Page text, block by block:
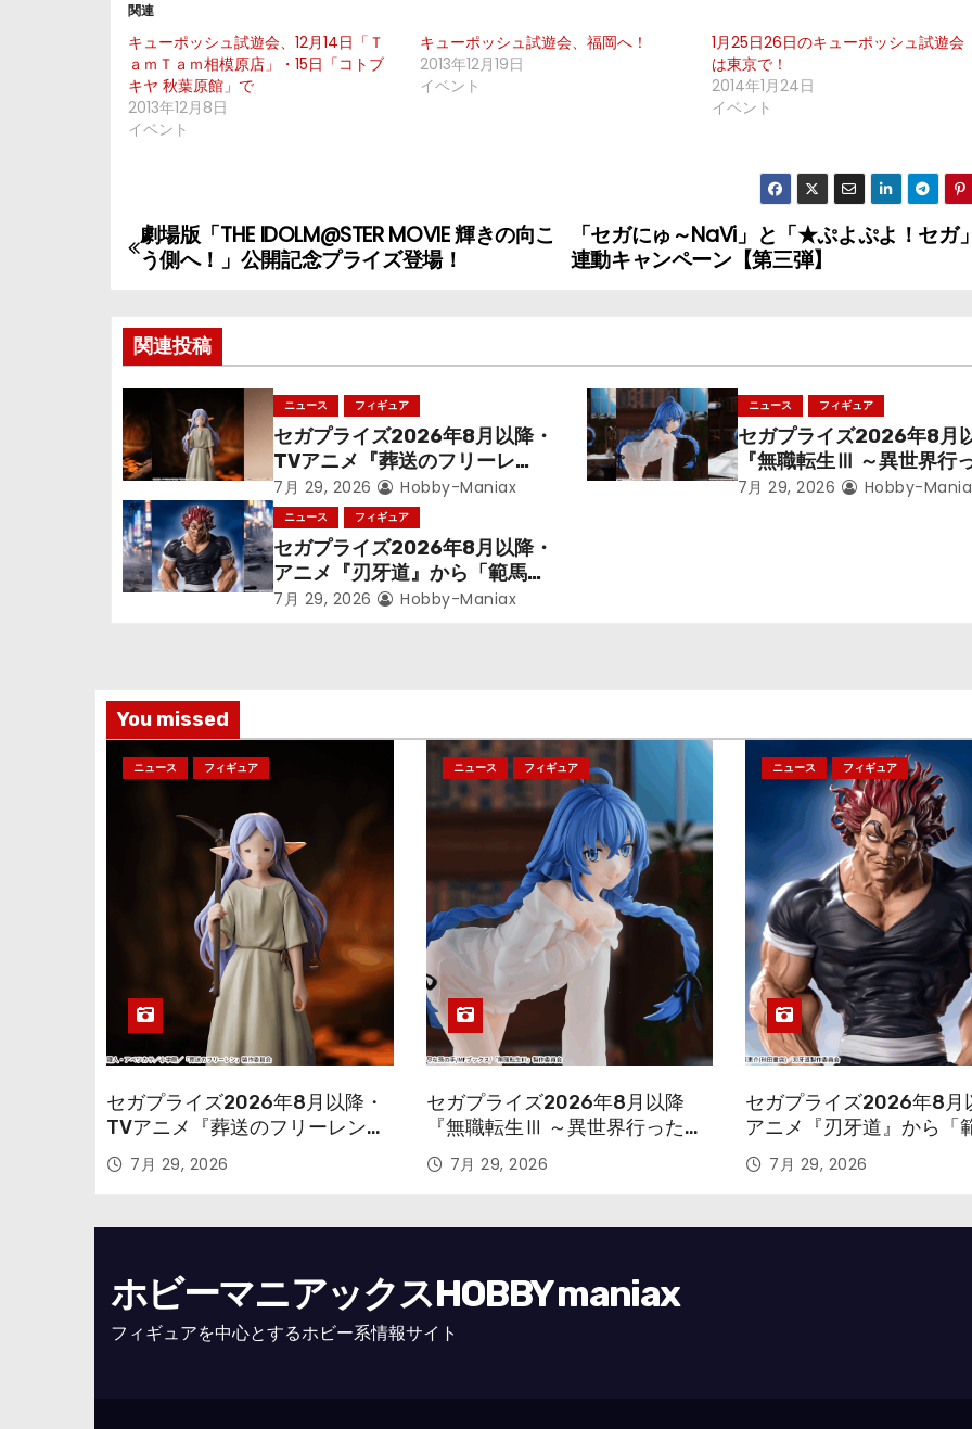
関連
キューポッシュ試遊会、12月14日「Ｔ
ａｍＴａｍ相模原店」・15日「コトブ
キヤ 秋葉原館」で
2013年12月8日
イベント
キューポッシュ試遊会、福岡へ！
2013年12月19日
イベント
1月25日26日のキューポッシュ試遊会
は東京で！
2014年1月24日
イベント
投
ナ
ビ
ゲ
ー
シ
ョ
「セガにゅ～NaVi」と「★ぷよぷよ！セガ
連動キャンペーン【第三弾】
劇場版「THE IDOLM@STER MOVIE 輝きの向こ
う側へ！」公開記念プライズ登場！
関連投稿
ニュース フィギュア
セガプライズ2026年8月以降・
TVアニメ『葬送のフリーレ
ン』鉱山で300年働くことにな
っっちゃった「フリーレン」を
立体化！
7月 29, 2026 Hobby-Maniax
ニュース フィギュア
セガプライズ2026年8月
『無職転生Ⅲ ～異世界行
本気だす～』から「ロキ
7月 29, 2026 Hobby-
ニュース フィギュア
セガプライズ2026年8月以降・
アニメ『刃牙道』から「範馬勇
次郎」が登場ッッ!!
7月 29, 2026 Hobby-Maniax
You missed
ニュース フィギュア
セガプライズ2026年8月以降・
TVアニメ『葬送のフリーレン』
鉱山で300年働くことになっっ
ちゃった「フリーレン」を立体
7月 29, 2026
ニュース フィギュア
セガプライズ2026年8月以降
『無職転生Ⅲ ～異世界行ったら
本気だす～』から「ロキシー」
のフィギュアが登場！
7月 29, 2026
ニュース フィギュア
セガプライズ2026年8月
アニメ『刃牙道』から「
次郎」が登場ッッ!!
7月 29, 2026
ホビーマニアックスHOBBY maniax
フィギュアを中心とするホビー系情報サイト